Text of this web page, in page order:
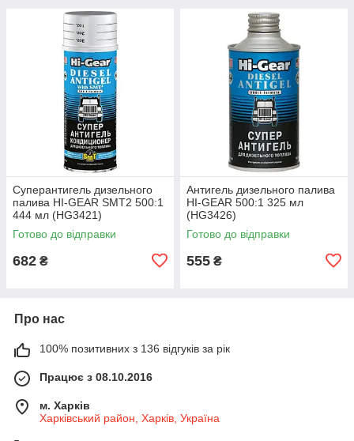
Суперантигель дизельного
палива HI-GEAR SMT2 500:1
444 мл (HG3421)
Готово до відправки
682 ₴
Антигель дизельного палива
HI-GEAR 500:1 325 мл
(HG3426)
Готово до відправки
555 ₴
Про нас
100% позитивних з 136 відгуків за рік
Працює з 08.10.2016
м. Харків
Харківський район, Харків, Україна